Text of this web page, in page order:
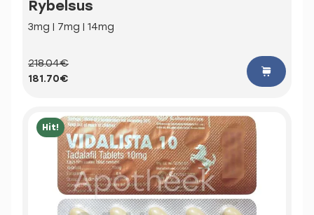
Rybelsus
3mg | 7mg | 14mg
218.04€
181.70€
Hit!